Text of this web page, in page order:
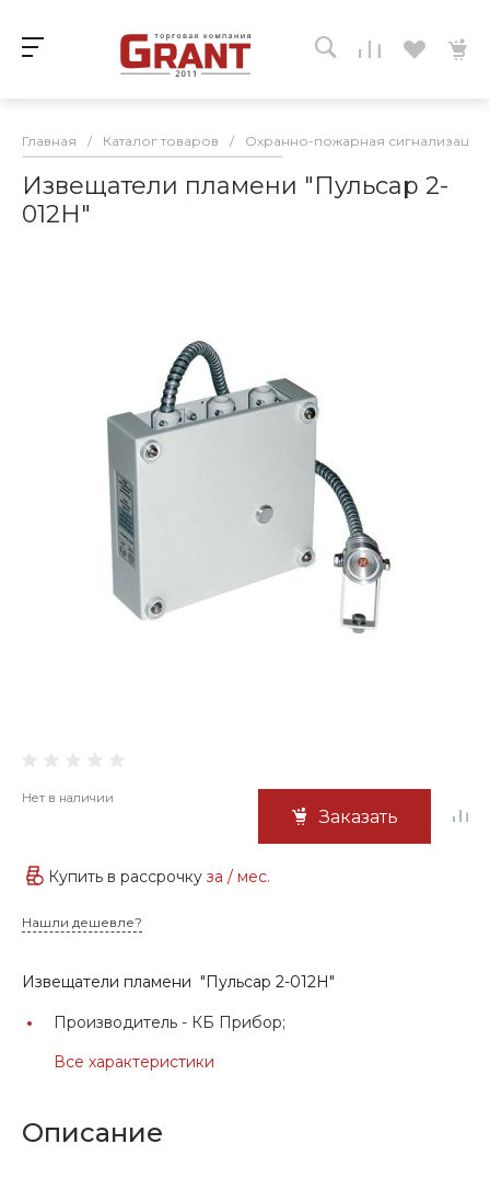
Главная / Каталог товаров / Охранно-пожарная сигнализация
Извещатели пламени "Пульсар 2-
012Н"
Нет в наличии
Заказать
Купить в рассрочку за / мес.
Нашли дешевле?
Извещатели пламени "Пульсар 2-012Н"
Производитель - КБ Прибор;
Все характеристики
Описание